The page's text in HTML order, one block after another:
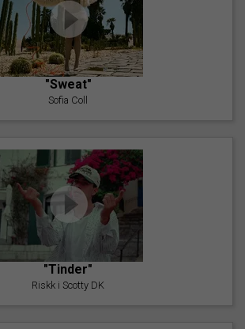
"Sweat"
Sofia Coll
"Tinder"
Riskk i Scotty DK